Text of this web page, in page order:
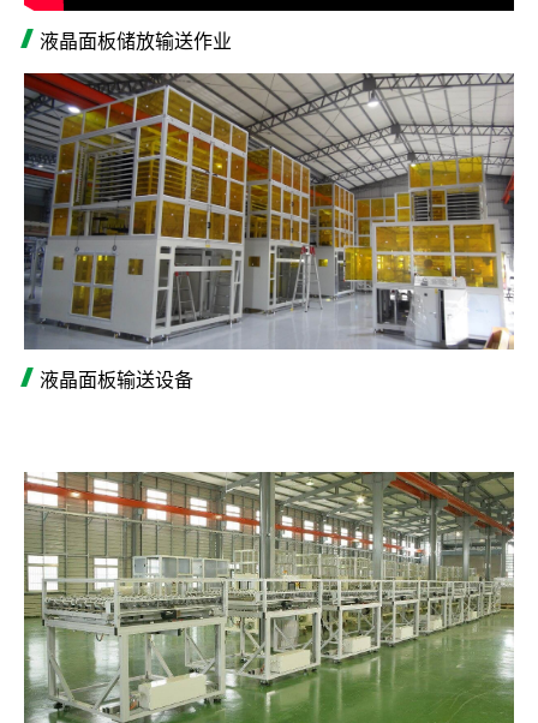
液晶面板储放输送作业
液晶面板输送设备